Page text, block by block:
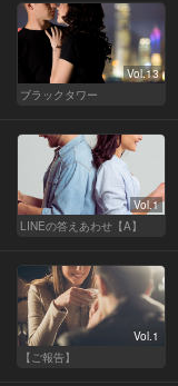
Vol.13
ブラックタワー
Vol.1
LINEの答えあわせ【A】
Vol.1
【ご報告】